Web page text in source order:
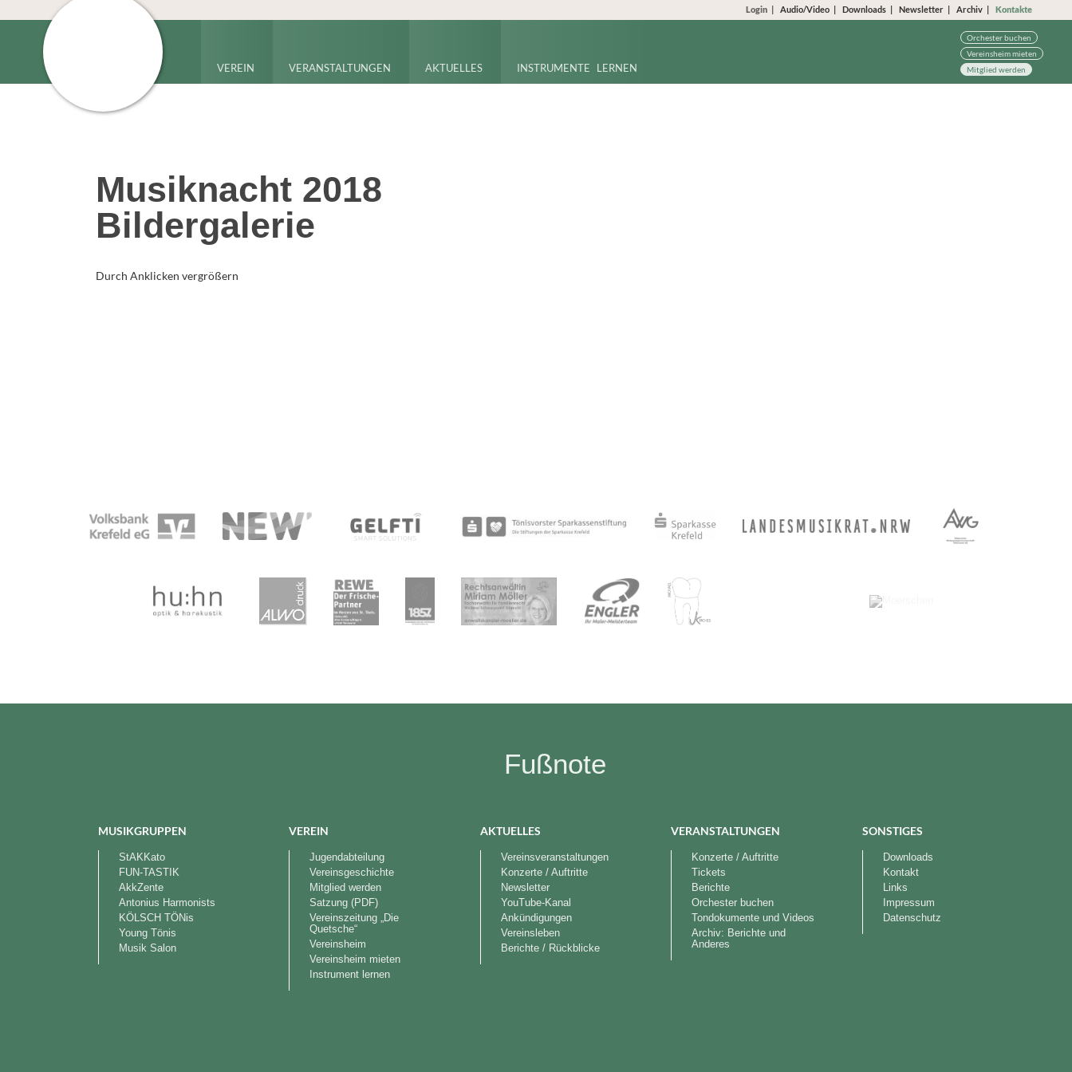
Login Audio/Video Downloads Newsletter Archiv Kontakte
VEREIN VERANSTALTUNGEN AKTUELLES INSTRUMENTE LERNEN
Orchester buchen
Vereinsheim mieten
Mitglied werden
Musiknacht 2018
Bildergalerie
Durch Anklicken vergrößern
Fußnote
MUSIKGRUPPEN
StAKKato
FUN-TASTIK
AkkZente
Antonius Harmonists
KÖLSCH TÖNis
Young Tönis
Musik Salon
VEREIN
Jugendabteilung
Vereinsgeschichte
Mitglied werden
Satzung (PDF)
Vereinszeitung „Die
Quetsche“
Vereinsheim
Vereinsheim mieten
Instrument lernen
AKTUELLES
Vereinsveranstaltungen
Konzerte / Auftritte
Newsletter
YouTube-Kanal
Ankündigungen
Vereinsleben
Berichte / Rückblicke
VERANSTALTUNGEN
Konzerte / Auftritte
Tickets
Berichte
Orchester buchen
Tondokumente und Videos
Archiv: Berichte und
Anderes
SONSTIGES
Downloads
Kontakt
Links
Impressum
Datenschutz